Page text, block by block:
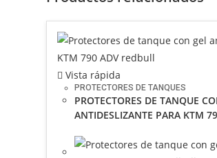
Vista rápida
PROTECTORES DE TANQUES
PROTECTORES DE TANQUE
ANTIDESLIZANTE PARA KTM